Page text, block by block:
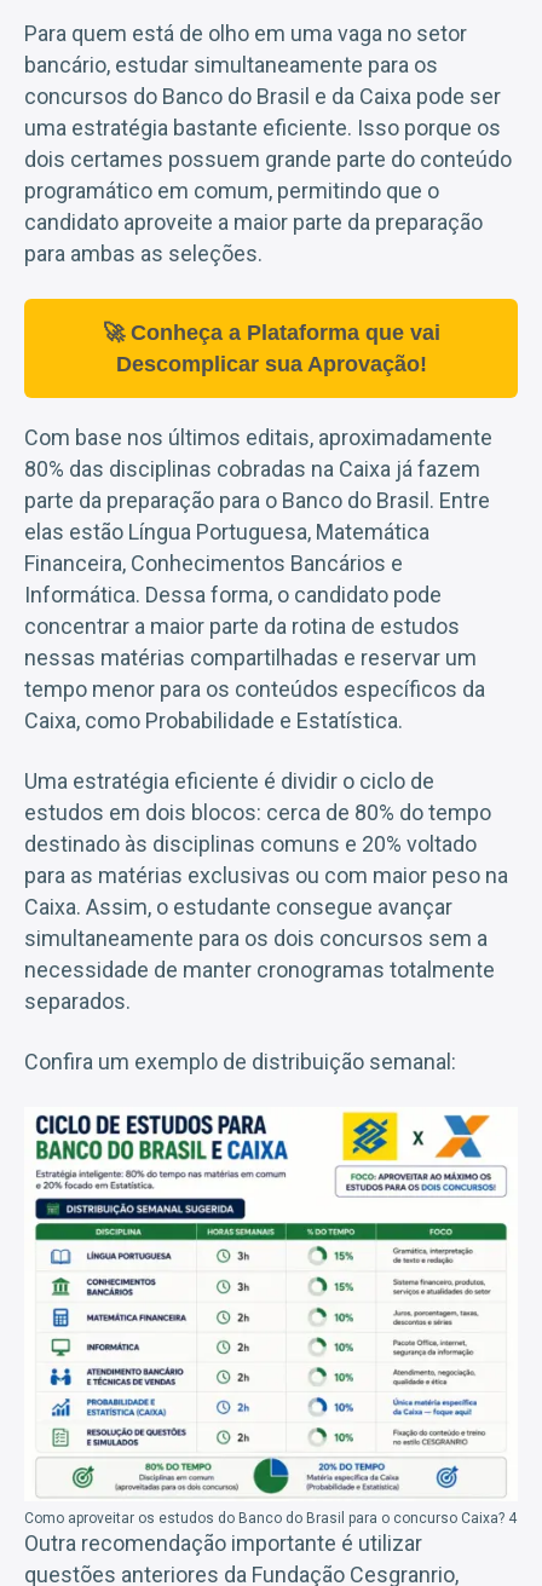
Para quem está de olho em uma vaga no setor
bancário, estudar simultaneamente para os
concursos do Banco do Brasil e da Caixa pode ser
uma estratégia bastante eficiente. Isso porque os
dois certames possuem grande parte do conteúdo
programático em comum, permitindo que o
candidato aproveite a maior parte da preparação
para ambas as seleções.
🚀 Conheça a Plataforma que vai
Descomplicar sua Aprovação!
Com base nos últimos editais, aproximadamente
80% das disciplinas cobradas na Caixa já fazem
parte da preparação para o Banco do Brasil. Entre
elas estão Língua Portuguesa, Matemática
Financeira, Conhecimentos Bancários e
Informática. Dessa forma, o candidato pode
concentrar a maior parte da rotina de estudos
nessas matérias compartilhadas e reservar um
tempo menor para os conteúdos específicos da
Caixa, como Probabilidade e Estatística.
Uma estratégia eficiente é dividir o ciclo de
estudos em dois blocos: cerca de 80% do tempo
destinado às disciplinas comuns e 20% voltado
para as matérias exclusivas ou com maior peso na
Caixa. Assim, o estudante consegue avançar
simultaneamente para os dois concursos sem a
necessidade de manter cronogramas totalmente
separados.
Confira um exemplo de distribuição semanal:
Como aproveitar os estudos do Banco do Brasil para o concurso Caixa? 4
Outra recomendação importante é utilizar
questões anteriores da Fundação Cesgranrio,